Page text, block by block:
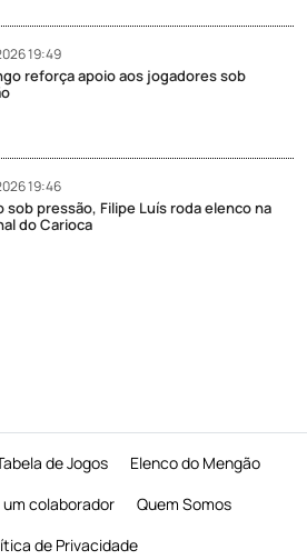
19:49
reforça apoio aos jogadores sob
19:46
sob pressão, Filipe Luís roda elenco na
do Carioca
de Jogos
Elenco do Mengão
colaborador
Quem Somos
de Privacidade